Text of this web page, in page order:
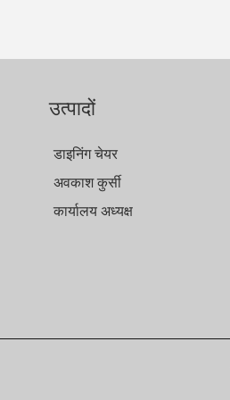
उत्पादों
डाइनिंग चेयर
अवकाश कुर्सी
कार्यालय अध्यक्ष